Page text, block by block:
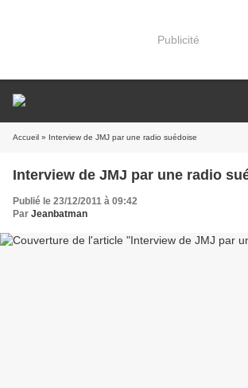
Publicité
Accueil » Interview de JMJ par une radio suédoise
Interview de JMJ par une radio
Publié le 23/12/2011 à 09:42
Par Jeanbatman